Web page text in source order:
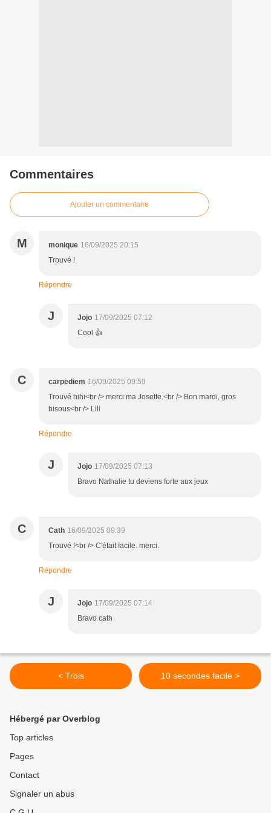
Commentaires
Ajouter un commentaire
M monique 16/09/2025 20:15
Trouvé !
Répondre
J Jojo 17/09/2025 07:12
Cool 👍
C carpediem 16/09/2025 09:59
Trouvé hihi<br /> merci ma Josette.<br /> Bon mardi, gros
bisous<br /> Lili
Répondre
J Jojo 17/09/2025 07:13
Bravo Nathalie tu deviens forte aux jeux
C Cath 16/09/2025 09:39
Trouvé !<br /> C'était facile. merci.
Répondre
J Jojo 17/09/2025 07:14
Bravo cath
< Trois 10 secondes facile >
Hébergé par Overblog
Top articles
Pages
Contact
Signaler un abus